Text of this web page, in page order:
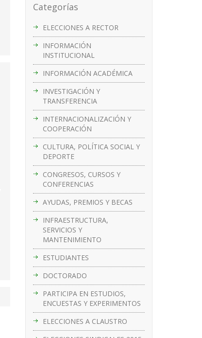
Categorías
ELECCIONES A RECTOR
INFORMACIÓN
INSTITUCIONAL
INFORMACIÓN ACADÉMICA
INVESTIGACIÓN Y
TRANSFERENCIA
INTERNACIONALIZACIÓN Y
COOPERACIÓN
CULTURA, POLÍTICA SOCIAL Y
DEPORTE
CONGRESOS, CURSOS Y
CONFERENCIAS
AYUDAS, PREMIOS Y BECAS
INFRAESTRUCTURA,
SERVICIOS Y
MANTENIMIENTO
ESTUDIANTES
DOCTORADO
PARTICIPA EN ESTUDIOS,
ENCUESTAS Y EXPERIMENTOS
ELECCIONES A CLAUSTRO